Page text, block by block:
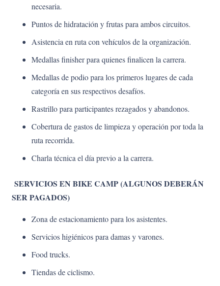
necesaria.
Puntos de hidratación y frutas para ambos circuitos.
Asistencia en ruta con vehículos de la organización.
Medallas finisher para quienes finalicen la carrera.
Medallas de podio para los primeros lugares de cada
categoría en sus respectivos desafíos.
Rastrillo para participantes rezagados y abandonos.
Cobertura de gastos de limpieza y operación por toda la
ruta recorrida.
Charla técnica el día previo a la carrera.
SERVICIOS EN BIKE CAMP (ALGUNOS DEBERÁN
SER PAGADOS)
Zona de estacionamiento para los asistentes.
Servicios higiénicos para damas y varones.
Food trucks.
Tiendas de ciclismo.